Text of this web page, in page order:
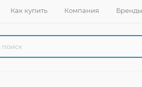
Как купить Компания Бренды